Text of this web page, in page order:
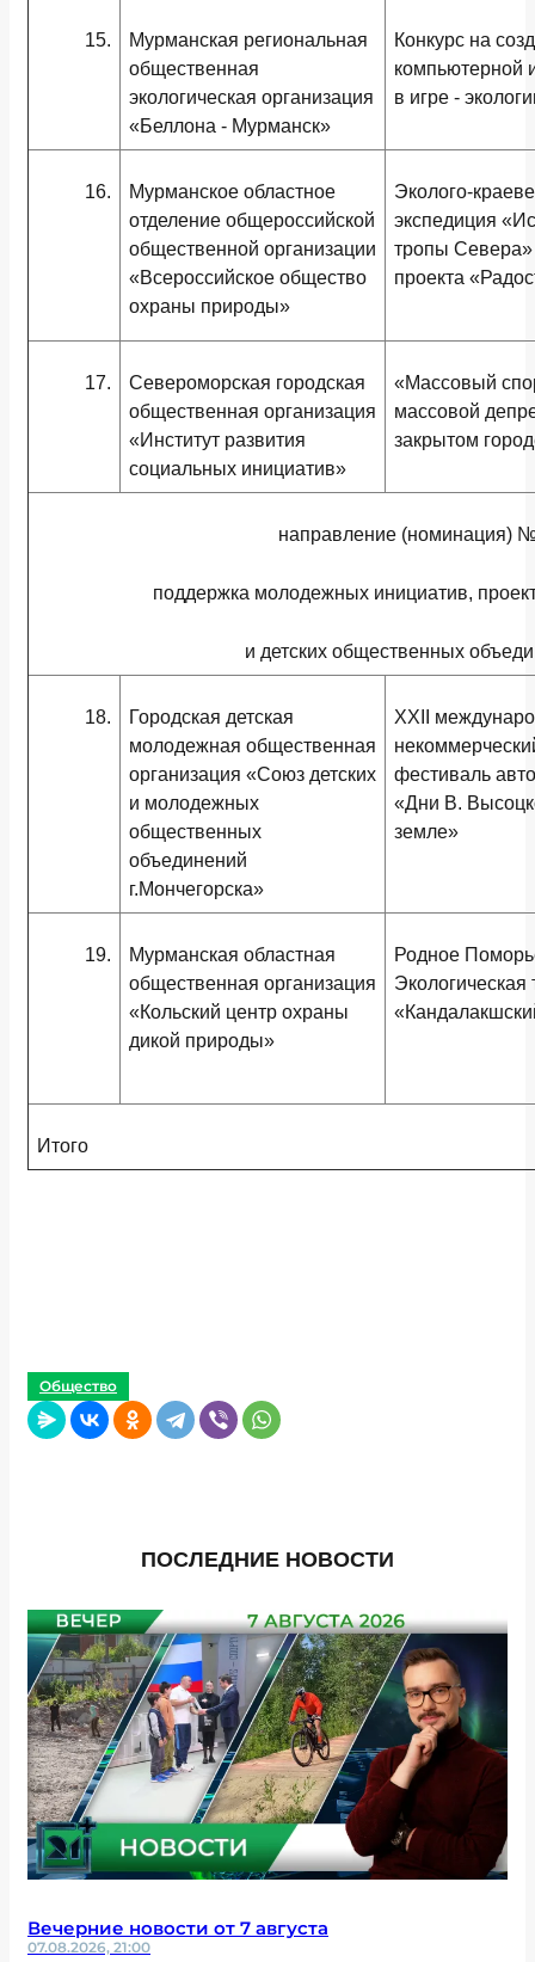
15.
Мурманская региональная
общественная
экологическая организация
«Беллона - Мурманск»
Конкурс на
компьютерной
в игре -
16.
Мурманское областное
отделение общероссийской
общественной организации
«Всероссийское общество
охраны природы»
Эколого-
экспедиция
тропы Севера»
проекта
17.
Североморская городская
общественная организация
«Институт развития
социальных инициатив»
«Массовый
массовой
закрытом
направление (номинация)
поддержка молодежных инициатив,
и детских общественных
18.
Городская детская
молодежная общественная
организация «Союз детских
и молодежных
общественных
объединений
г.Мончегорска»
ХХII
фестиваль
«Дни В.
земле»
19.
Мурманская областная
общественная организация
«Кольский центр охраны
дикой природы»
Родное
Экологическая
Итого
Общество
ПОСЛЕДНИЕ НОВОСТИ
Вечерние новости от 7 августа
07.08.2026, 21:00